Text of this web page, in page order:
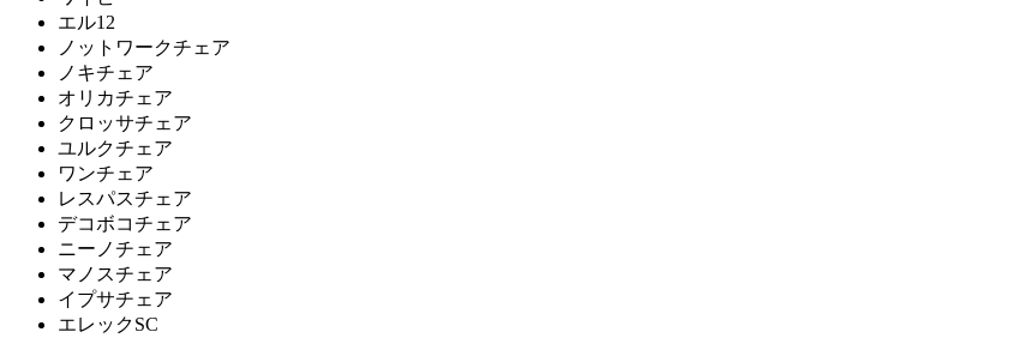
ETHNICRAFT
エスニクラフト
FIS
エフアイエス
FLACE
エル12
ノットワークチェア
ノキチェア
オリカチェア
クロッサチェア
ユルクチェア
ワンチェア
レスパスチェア
デコボコチェア
ニーノチェア
マノスチェア
イプサチェア
エレックSC